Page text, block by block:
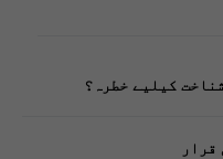
کیلیے خطرہ؟